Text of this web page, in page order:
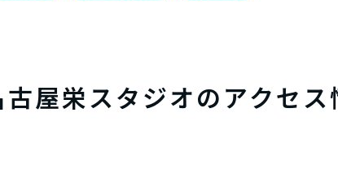
古屋栄スタジオのアクセス